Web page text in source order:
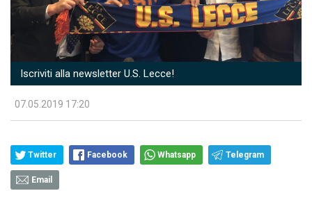
Iscriviti alla newsletter U.S. Lecce!
07.05.2019 17:20
Twitter Facebook Whatsapp Telegram
Email